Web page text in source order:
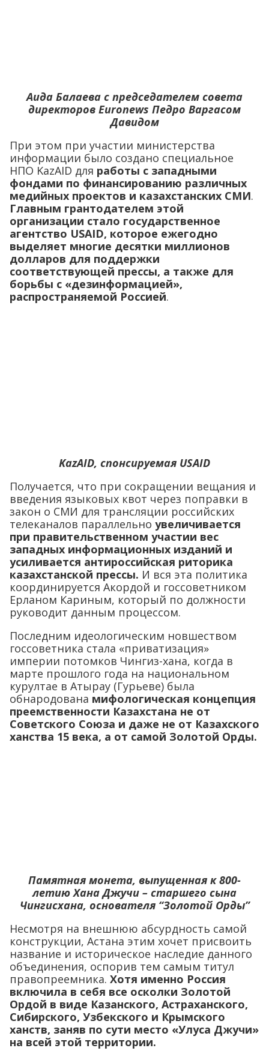
Аида Балаева с председателем совета
директоров Euronews Педро Варгасом
Давидом
При этом при участии министерства
информации было создано специальное
НПО KazAID для работы с западными
фондами по финансированию различных
медийных проектов и казахстанских СМИ.
Главным грантодателем этой
организации стало государственное
агентство USAID, которое ежегодно
выделяет многие десятки миллионов
долларов для поддержки
соответствующей прессы, а также для
борьбы с «дезинформацией»,
распространяемой Россией.
KazAID, спонсируемая USAID
Получается, что при сокращении вещания и
введения языковых квот через поправки в
закон о СМИ для трансляции российских
телеканалов параллельно увеличивается
при правительственном участии вес
западных информационных изданий и
усиливается антироссийская риторика
казахстанской прессы. И вся эта политика
координируется Акордой и госсоветником
Ерланом Кариным, который по должности
руководит данным процессом.
Последним идеологическим новшеством
госсоветника стала «приватизация»
империи потомков Чингиз-хана, когда в
марте прошлого года на национальном
курултае в Атырау (Гурьеве) была
обнародована мифологическая концепция
преемственности Казахстана не от
Советского Союза и даже не от Казахского
ханства 15 века, а от самой Золотой Орды.
Памятная монета, выпущенная к 800-
летию Хана Джучи – старшего сына
Чингисхана, основателя “Золотой Орды”
Несмотря на внешнюю абсурдность самой
конструкции, Астана этим хочет присвоить
название и историческое наследие данного
объединения, оспорив тем самым титул
правопреемника. Хотя именно Россия
включила в себя все осколки Золотой
Ордой в виде Казанского, Астраханского,
Сибирского, Узбекского и Крымского
ханств, заняв по сути место «Улуса Джучи»
на всей этой территории.